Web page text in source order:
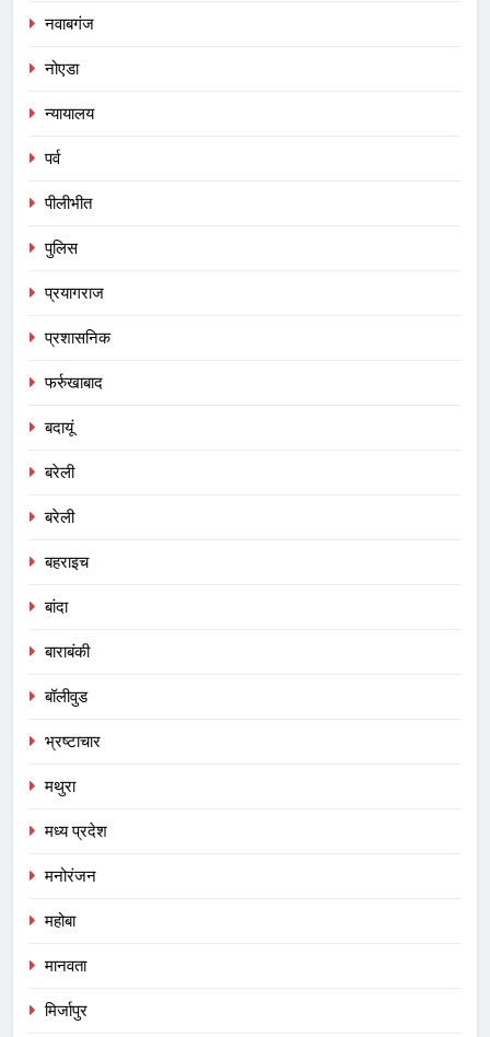
नवाबगंज
नोएडा
न्यायालय
पर्व
पीलीभीत
पुलिस
प्रयागराज
प्रशासनिक
फर्रुखाबाद
बदायूं
बरेली
बरेली
बहराइच
बांदा
बाराबंकी
बॉलीवुड
भ्रष्टाचार
मथुरा
मध्य प्रदेश
मनोरंजन
महोबा
मानवता
मिर्जापुर